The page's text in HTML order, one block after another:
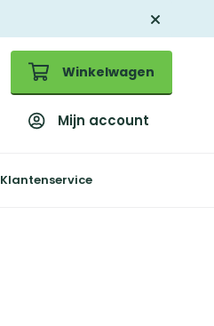
Winkelwagen
Mijn account
Klantenservice